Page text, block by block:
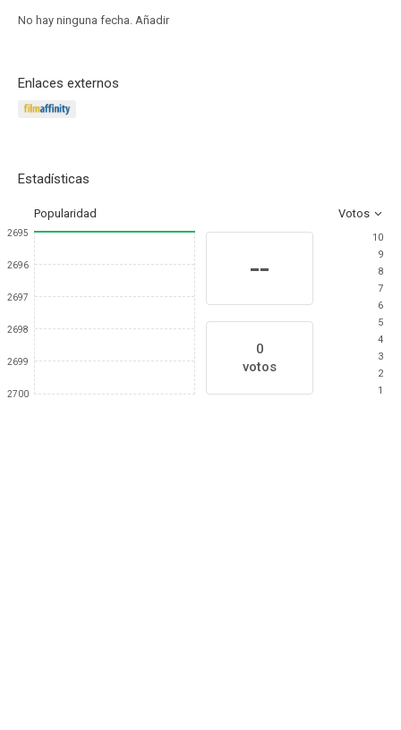
No hay ninguna fecha. Añadir
Enlaces externos
Estadísticas
Popularidad Votos
2695
2696
2697
2698
2699
2700
--
0
votos
10
9
8
7
6
5
4
3
2
1